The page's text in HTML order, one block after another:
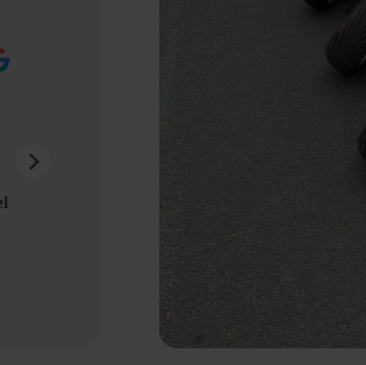
Ontzettend leuke dag gehad met